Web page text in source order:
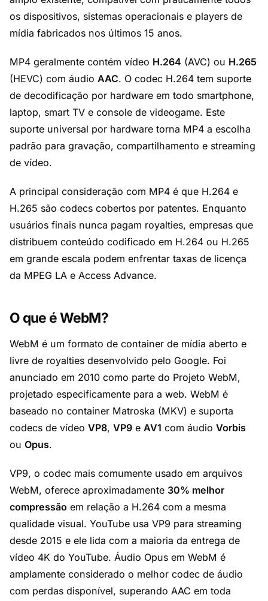
os dispositivos, sistemas operacionais e players de
mídia fabricados nos últimos 15 anos.
MP4 geralmente contém vídeo H.264 (AVC) ou H.265
(HEVC) com áudio AAC. O codec H.264 tem suporte
de decodificação por hardware em todo smartphone,
laptop, smart TV e console de videogame. Este
suporte universal por hardware torna MP4 a escolha
padrão para gravação, compartilhamento e streaming
de vídeo.
A principal consideração com MP4 é que H.264 e
H.265 são codecs cobertos por patentes. Enquanto
usuários finais nunca pagam royalties, empresas que
distribuem conteúdo codificado em H.264 ou H.265
em grande escala podem enfrentar taxas de licença
da MPEG LA e Access Advance.
O que é WebM?
WebM é um formato de container de mídia aberto e
livre de royalties desenvolvido pelo Google. Foi
anunciado em 2010 como parte do Projeto WebM,
projetado especificamente para a web. WebM é
baseado no container Matroska (MKV) e suporta
codecs de vídeo VP8, VP9 e AV1 com áudio Vorbis
ou Opus.
VP9, o codec mais comumente usado em arquivos
WebM, oferece aproximadamente 30% melhor
compressão em relação a H.264 com a mesma
qualidade visual. YouTube usa VP9 para streaming
desde 2015 e ele lida com a maioria da entrega de
vídeo 4K do YouTube. Áudio Opus em WebM é
amplamente considerado o melhor codec de áudio
com perdas disponível, superando AAC em toda